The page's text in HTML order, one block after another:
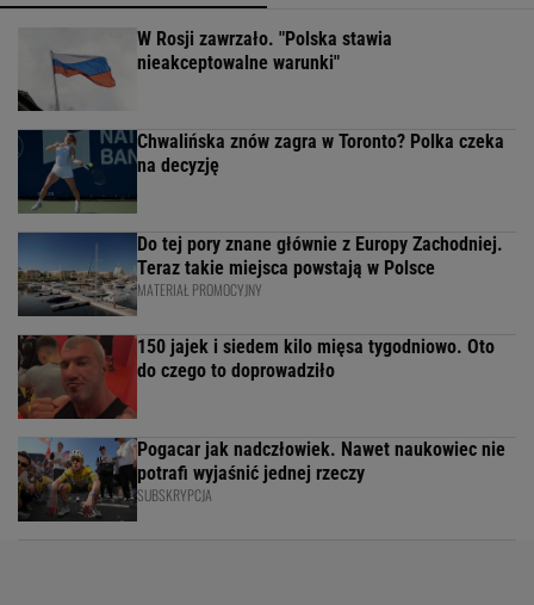
W Rosji zawrzało. "Polska stawia
nieakceptowalne warunki"
Chwalińska znów zagra w Toronto? Polka czeka
na decyzję
Do tej pory znane głównie z Europy Zachodniej.
Teraz takie miejsca powstają w Polsce
MATERIAŁ PROMOCYJNY
150 jajek i siedem kilo mięsa tygodniowo. Oto
do czego to doprowadziło
Pogacar jak nadczłowiek. Nawet naukowiec nie
potrafi wyjaśnić jednej rzeczy
SUBSKRYPCJA